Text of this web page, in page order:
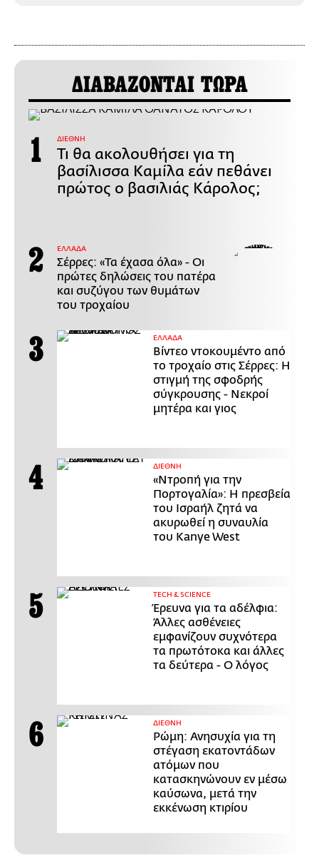
ΔΙΑΒΑΖΟΝΤΑΙ ΤΩΡΑ
ΔΙΕΘΝΗ
Τι θα ακολουθήσει για τη
βασίλισσα Καμίλα εάν πεθάνει
πρώτος ο βασιλιάς Κάρολος;
ΕΛΛΑΔΑ
Σέρρες: «Τα έχασα όλα» - Οι
πρώτες δηλώσεις του πατέρα
και συζύγου των θυμάτων
του τροχαίου
ΕΛΛΑΔΑ
Βίντεο ντοκουμέντο από
το τροχαίο στις Σέρρες: Η
στιγμή της σφοδρής
σύγκρουσης - Νεκροί
μητέρα και γιος
ΔΙΕΘΝΗ
«Ντροπή για την
Πορτογαλία»: Η πρεσβεία
του Ισραήλ ζητά να
ακυρωθεί η συναυλία
του Kanye West
ΤECH & SCIENCE
Έρευνα για τα αδέλφια:
Άλλες ασθένειες
εμφανίζουν συχνότερα
τα πρωτότοκα και άλλες
τα δεύτερα - Ο λόγος
ΔΙΕΘΝΗ
Ρώμη: Ανησυχία για τη
στέγαση εκατοντάδων
ατόμων που
κατασκηνώνουν εν μέσω
καύσωνα, μετά την
εκκένωση κτιρίου